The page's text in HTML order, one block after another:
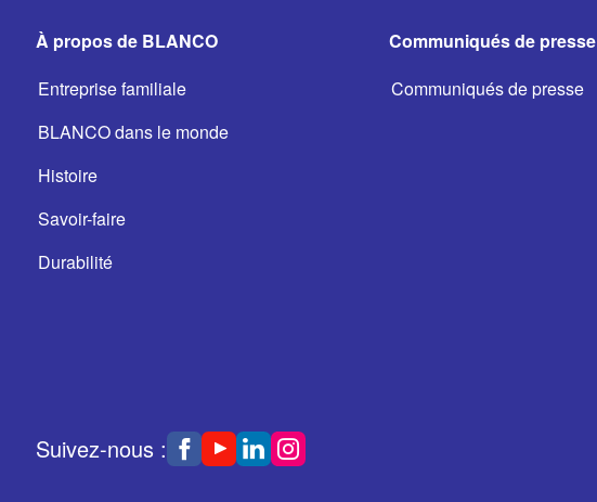
À propos de BLANCO
Entreprise familiale
BLANCO dans le monde
Histoire
Savoir-faire
Durabilité
Communiqués de presse
Communiqués de presse
Suivez-nous :